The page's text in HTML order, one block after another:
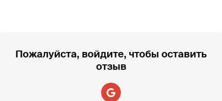
Пожалуйста, войдите, чтобы оставить
отзыв